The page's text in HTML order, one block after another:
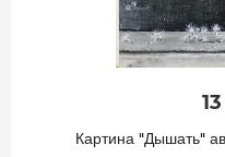
Картина "Дышать"